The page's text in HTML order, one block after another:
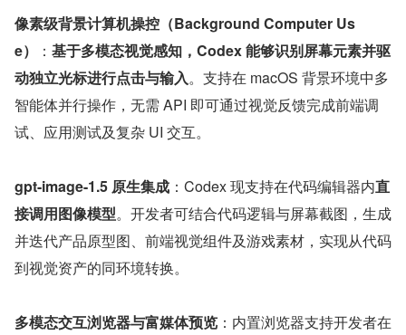
像素级背景计算机操控（Background Computer Us
e）
： 基于多模态视觉感知，Codex 能够识别屏幕元素并驱
动独立光标进行点击与输入。支持在 macOS 背景环境中多
智能体并行操作，无需 API 即可通过视觉反馈完成前端调
试、应用测试及复杂 UI 交互。
gpt-image-1.5 原生集成 ：Codex 现支持在代码编辑器内直
接调用图像模型。开发者可结合代码逻辑与屏幕截图，生成
并迭代产品原型图、前端视觉组件及游戏素材，实现从代码
到视觉资产的同环境转换。
多模态交互浏览器与富媒体预览 ：内置浏览器支持开发者在